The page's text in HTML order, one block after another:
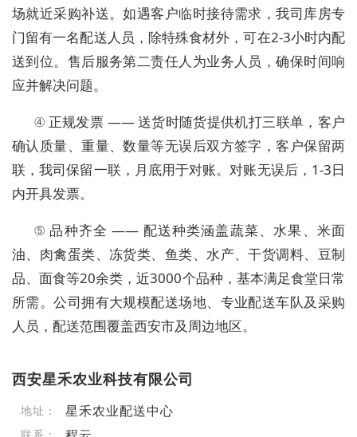
场就近采购补送。如遇客户临时接待需求，我司库房专
门留有一名配送人员，除特殊食材外，可在2-3小时内配
送到位。售后服务第二责任人为业务人员，确保时间响
应并解决问题。
④ 正规发票 —— 送货时随货提供机打三联单，客户
确认质量、重量、数量等无误后双方签字，客户保留两
联，我司保留一联，月底用于对账。对账无误后，1-3日
内开具发票。
⑤ 品种齐全 —— 配送种类涵盖蔬菜、水果、米面
油、肉禽蛋类、冻货类、鱼类、水产、干货调料、豆制
品、面食等20余类，近3000个品种，基本满足食堂日常
所需。公司拥有大规模配送场地、专业配送车队及采购
人员，配送范围覆盖西安市及周边地区。
西安星禾农业科技有限公司
地址： 星禾农业配送中心